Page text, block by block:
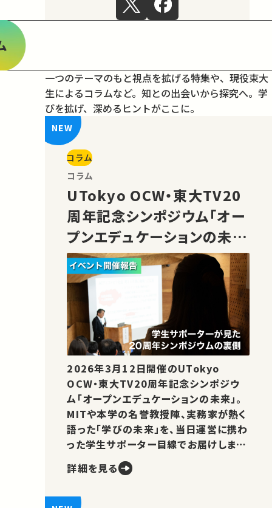
一つのテーマのもと視点を拡げる特集や、現役東大
生によるコラムなど。 知との出会いから探究へ。学
びを拡げ、深めるヒントがここに。
コラム
コラム
UTokyo OCW・東大TV20
周年記念シンポジウム「オー
プンエデュケーションの未
来」の様子をご紹介！
2026年3月12日開催のUTokyo
OCW・東大TV20周年記念シンポジウ
ム「オープンエデュケーションの未来」。
MITや本学の名誉教授陣、実務家が熱く
語った「学びの未来」を、当日運営に携わ
った学生サポーター目線でお届けしま
詳細を見る